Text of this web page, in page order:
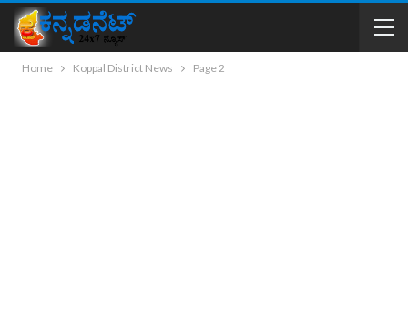
Home Koppal District News Page 2